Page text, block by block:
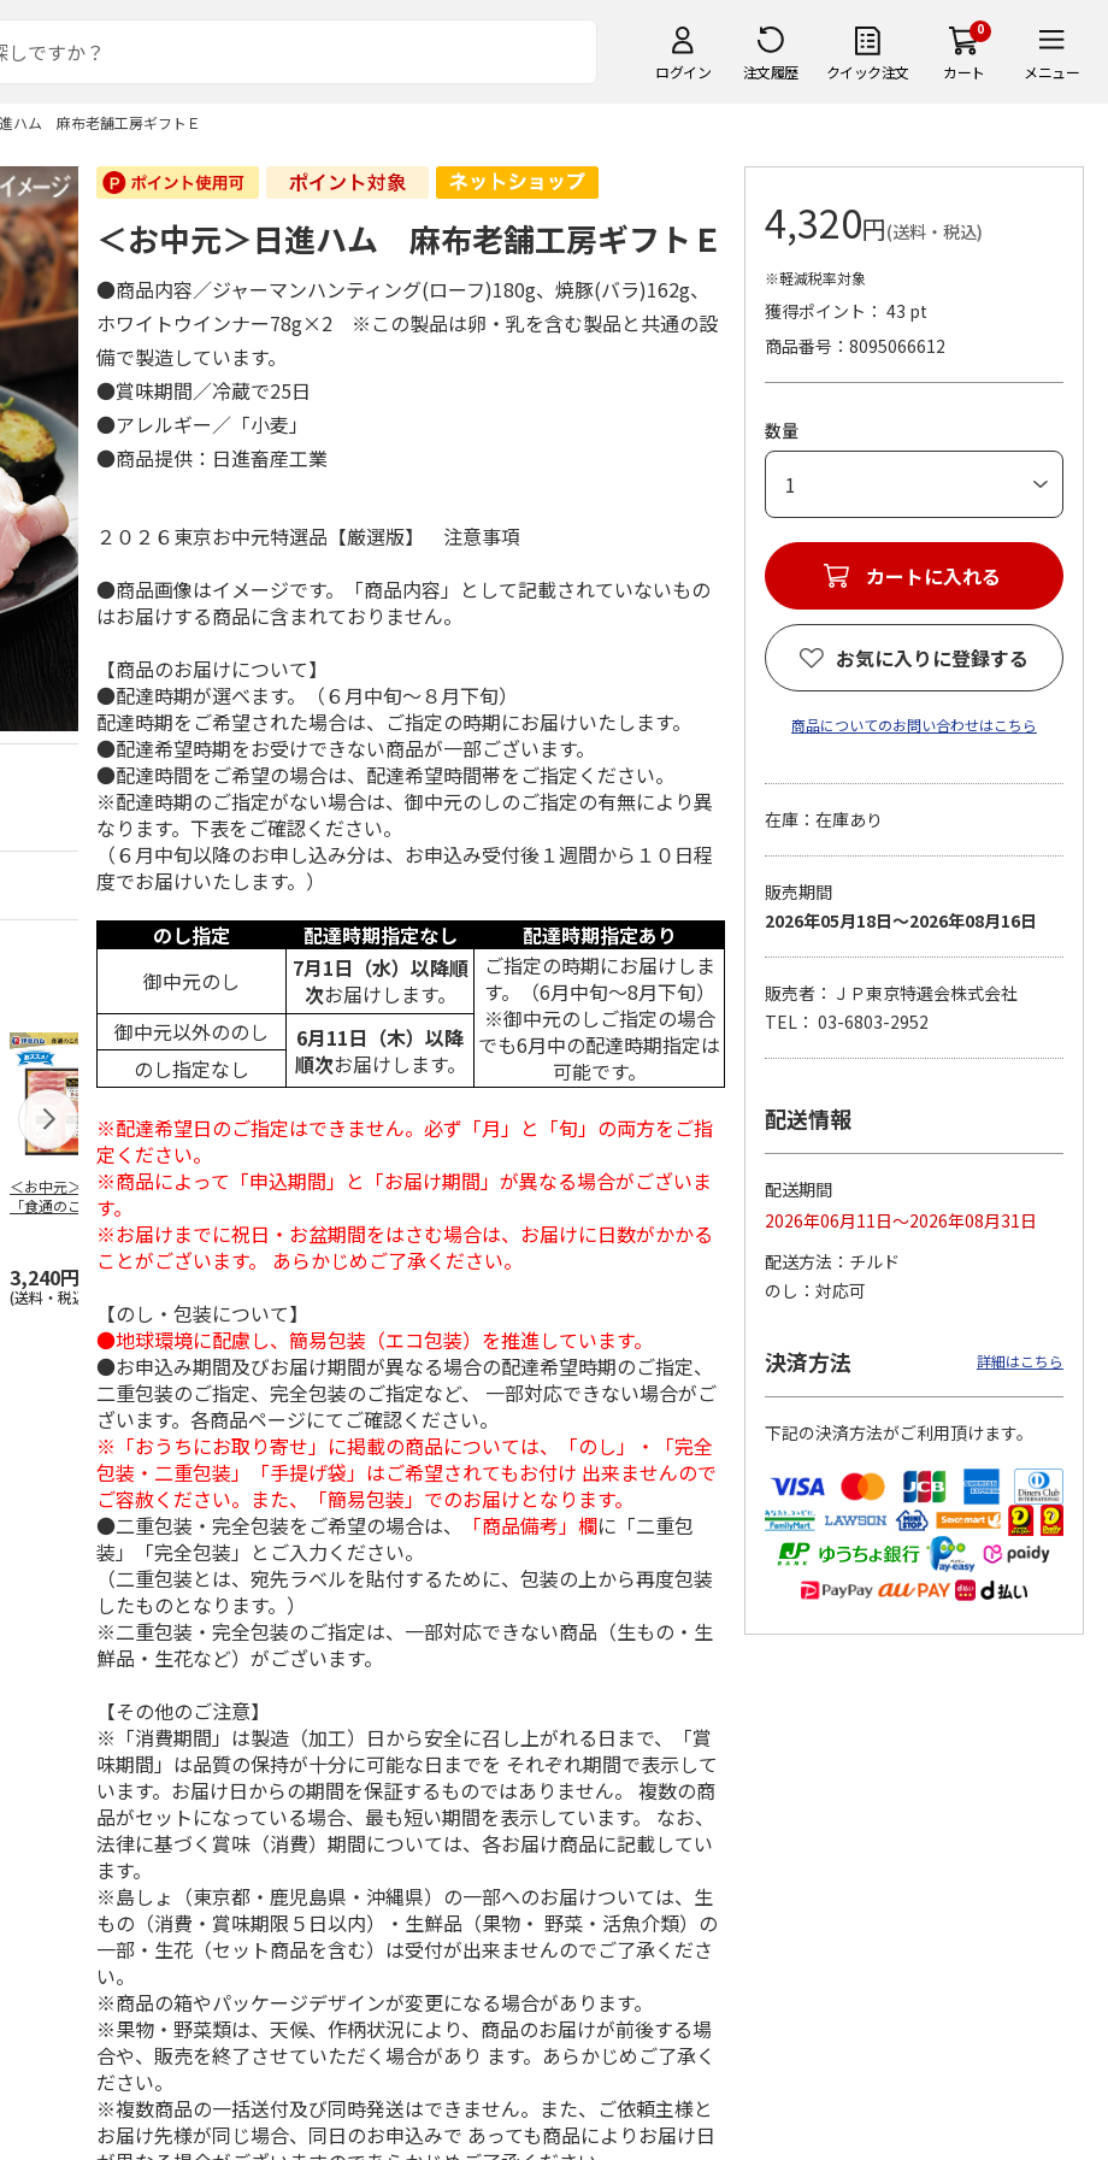
ログイン 注文履歴 クイック注文
0
カート メニュー
ハム 麻布老舗工房ギフトＥ
＜お中元＞伊藤ハム
「食通のこだわり」
バラエティセット
3,240円
(送料・税込)
＜お中元＞伊藤ハ
ビーフバラエティ詰
合せ（ …
3,680円
＜お中元＞伊藤ハム
（東日本版）
3,240円
＜お中元＞豚丼の具
「菊」
3,900円
＜お中元＞【冷凍】
エアソートＢＯＸ
＜お中元＞ケーファ
セット（東日本版）
4,220円
(送料・税込)
セット（東日本版）
＜お中元＞日進ハム 麻布老舗工房ギフトＥ
●商品内容／ジャーマンハンティング(ローフ)180g、焼豚(バラ)162g、
ホワイトウインナー78g×2 ※この製品は卵・乳を含む製品と共通の設
備で製造しています。
●賞味期間／冷蔵で25日
●アレルギー／「小麦」
●商品提供：日進畜産工業
２０２６東京お中元特選品【厳選版】 注意事項
●商品画像はイメージです。「商品内容」として記載されていないもの
はお届けする商品に含まれておりません。
【商品のお届けについて】
●配達時期が選べます。（６月中旬～８月下旬）
配達時期をご希望された場合は、ご指定の時期にお届けいたします。
●配達希望時期をお受けできない商品が一部ございます。
●配達時間をご希望の場合は、配達希望時間帯をご指定ください。
※配達時期のご指定がない場合は、御中元のしのご指定の有無により異
なります。下表をご確認ください。
（６月中旬以降のお申し込み分は、お申込み受付後１週間から１０日程
度でお届けいたします。）
のし指定
配達時期指定なし
配達時期指定あり
御中元のし
7月1日（水）以降順
次お届けします。
ご指定の時期にお届けしま
す。（6月中旬～8月下旬）
※御中元のしご指定の場合
でも6月中の配達時期指定は
可能です。
御中元以外ののし
6月11日（木）以降
順次お届けします。
のし指定なし
※配達希望日のご指定はできません。必ず「月」と「旬」の両方をご指
定ください。
※商品によって「申込期間」と「お届け期間」が異なる場合がございま
す。
※お届けまでに祝日・お盆期間をはさむ場合は、お届けに日数がかかる
ことがございます。 あらかじめご了承ください。
【のし・包装について】
●地球環境に配慮し、簡易包装（エコ包装）を推進しています。
●お申込み期間及びお届け期間が異なる場合の配達希望時期のご指定、
二重包装のご指定、完全包装のご指定など、 一部対応できない場合がご
ざいます。各商品ページにてご確認ください。
※「おうちにお取り寄せ」に掲載の商品については、「のし」・「完全
包装・二重包装」「手提げ袋」はご希望されてもお付け 出来ませんので
ご容赦ください。また、「簡易包装」でのお届けとなります。
●二重包装・完全包装をご希望の場合は、
「商品備考」欄に「二重包
装」「完全包装」とご入力ください。
（二重包装とは、宛先ラベルを貼付するために、包装の上から再度包装
したものとなります。）
※二重包装・完全包装のご指定は、一部対応できない商品（生もの・生
鮮品・生花など）がございます。
【その他のご注意】
※「消費期間」は製造（加工）日から安全に召し上がれる日まで、「賞
味期間」は品質の保持が十分に可能な日までを それぞれ期間で表示して
います。お届け日からの期間を保証するものではありません。 複数の商
品がセットになっている場合、最も短い期間を表示しています。 なお、
法律に基づく賞味（消費）期間については、各お届け商品に記載してい
ます。
※島しょ（東京都・鹿児島県・沖縄県）の一部へのお届けついては、生
もの（消費・賞味期限５日以内）・生鮮品（果物・ 野菜・活魚介類）の
一部・生花（セット商品を含む）は受付が出来ませんのでご了承くださ
い。
※商品の箱やパッケージデザインが変更になる場合があります。
※果物・野菜類は、天候、作柄状況により、商品のお届けが前後する場
合や、販売を終了させていただく場合があり ます。あらかじめご了承く
ださい。
※複数商品の一括送付及び同時発送はできません。また、ご依頼主様と
お届け先様が同じ場合、同日のお申込みで あっても商品によりお届け日
4,320円(送料・税込)
※軽減税率対象
獲得ポイント： 43 pt
商品番号
8095066612
数量
カートに入れる
お気に入りに登録する
商品についてのお問い合わせはこちら
在庫：在庫あり
販売期間
2026年05月18日～2026年08月16日
販売者：ＪＰ東京特選会株式会社
TEL： 03-6803-2952
配送情報
配送期間
2026年06月11日～2026年08月31日
配送方法
チルド
のし
対応可
決済方法 詳細はこちら
下記の決済方法がご利用頂けます。